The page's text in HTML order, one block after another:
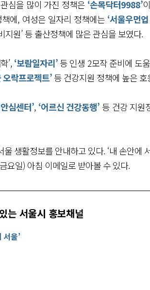
심을 많이 가진 정책은 ‘손목닥터9988’
에, 여성은 일자리 정책에는 ‘서울우먼
지원’ 등 출산정책에 많은 관심을 보였다.
’,‘보람일자리’등 인생 2모작 준비에 도
오락프로젝트’등 건강지원 정책에 높은
심센터’, ‘어르신 건강동행’ 등 건강 지원
생활정보를 안내하고 있다. ‘내 손안에
요일) 아침 이메일로 받아볼 수 있다.
는 서울시 홍보채널
울’